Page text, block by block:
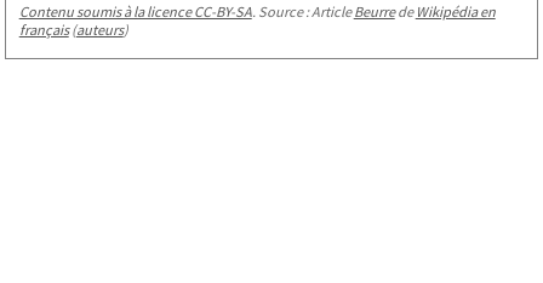
Contenu soumis à la licence CC-BY-SA. Source : ArticleBeurrede Wikipédia en
français(auteurs)